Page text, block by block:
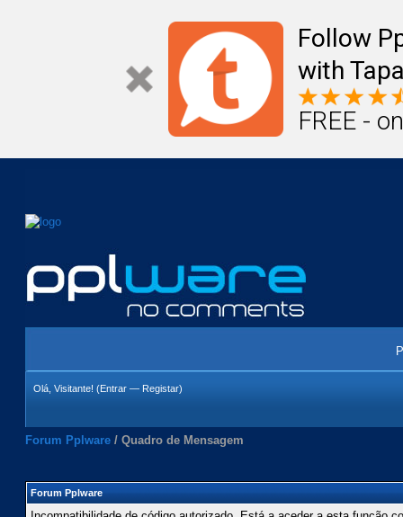
Follow
with
FREE -
Olá, Visitante! (Entrar — Registar)
Forum Pplware / Quadro de Mensagem
Forum Pplware